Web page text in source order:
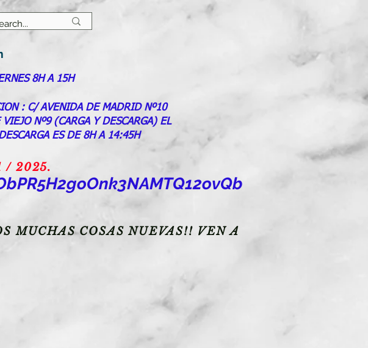
8H A 15H
: C/ AVENIDA DE MADRID Nº10
Nº9 (CARGA Y DESCARGA) EL
ES DE 8H A 14:45H
/ 2025.
MUCHAS COSAS NUEVAS!! VEN A